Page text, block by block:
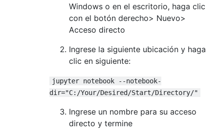
Windows o en el escritorio, haga clic
con el botón derecho> Nuevo>
Acceso directo
Ingrese la siguiente ubicación y haga
clic en siguiente:
jupyter notebook --notebook-
dir="C:/Your/Desired/Start/Directory/"
Ingrese un nombre para su acceso
directo y termine